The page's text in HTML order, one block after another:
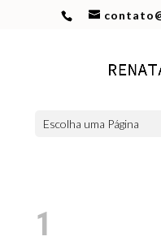
Escolha uma Página
1